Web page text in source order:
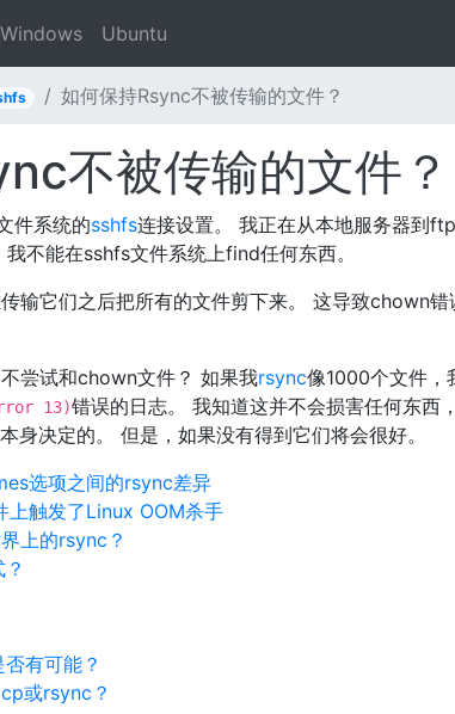
Windows Ubuntu
如何保持Rsync不被传输的文件？
不被传输的文件？
件系统的sshfs连接设置。 我正在从本地服务器到
不能在sshfs文件系统上find任何东西。
输它们之后把所有的文件剪下来。 这导致chown错
尝试和chown文件？ 如果我rsync像1000个文件，
13)错误的日志。 我知道这并不会损害任何东西
决定的。 但是，如果没有得到它们将会很好。
选项之间的rsync差异
上触发了Linux OOM杀手
上的rsync？
有可能？
或rsync？